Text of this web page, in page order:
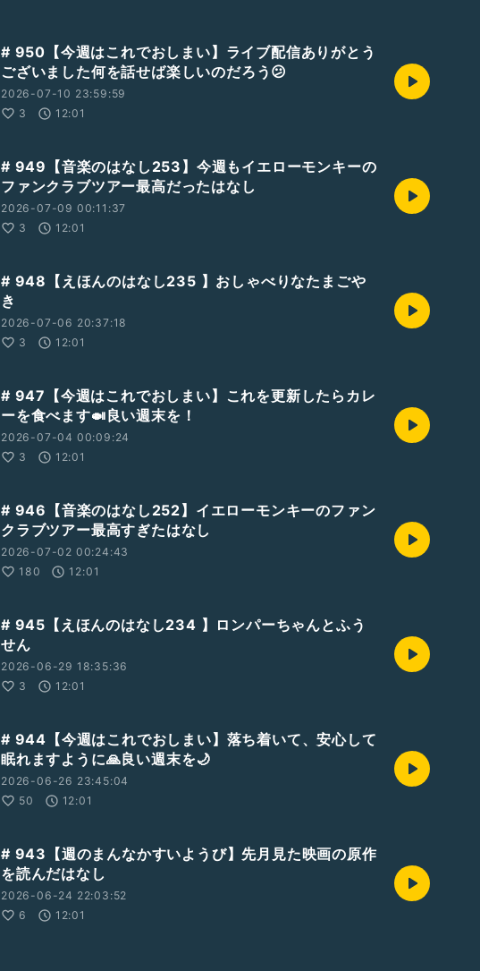
# 950【今週はこれでおしまい】ライブ配信ありがとう
ございました何を話せば楽しいのだろう😕
2026-07-10 23:59:59
3
12:01
# 949【音楽のはなし253】今週もイエローモンキーの
ファンクラブツアー最高だったはなし
2026-07-09 00:11:37
3
12:01
# 948【えほんのはなし235 】おしゃべりなたまごや
き
2026-07-06 20:37:18
3
12:01
# 947【今週はこれでおしまい】これを更新したらカレ
ーを食べます🍛良い週末を！
2026-07-04 00:09:24
3
12:01
# 946【音楽のはなし252】イエローモンキーのファン
クラブツアー最高すぎたはなし
2026-07-02 00:24:43
180
12:01
# 945【えほんのはなし234 】ロンパーちゃんとふう
せん
2026-06-29 18:35:36
3
12:01
# 944【今週はこれでおしまい】落ち着いて、安心して
眠れますように🙏良い週末を🌙
2026-06-26 23:45:04
50
12:01
# 943【週のまんなかすいようび】先月見た映画の原作
を読んだはなし
2026-06-24 22:03:52
6
12:01